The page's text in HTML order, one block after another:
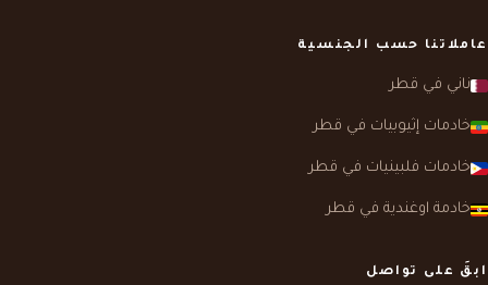
عاملاتنا حسب الجنسية
ناني في قطر
خادمات إثيوبيات في قطر
خادمات فلبينيات في قطر
خادمة اوغندية في قطر
ابقَ على تواصل